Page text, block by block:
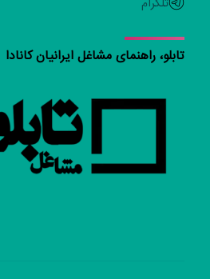
تابلو، راهنمای مشاغل ایرانیان کانادا